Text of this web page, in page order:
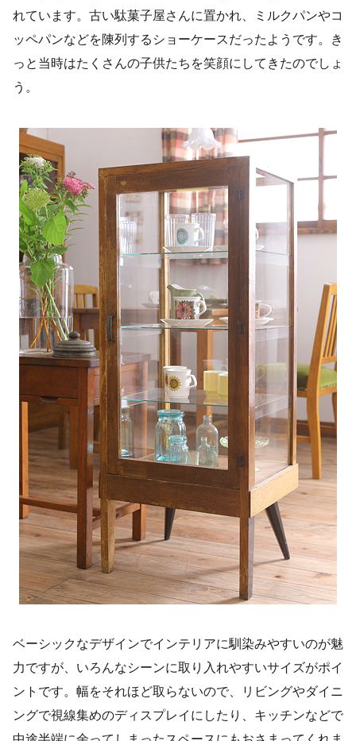
れています。古い駄菓子屋さんに置かれ、ミルクパンやコ
ッペパンなどを陳列するショーケースだったようです。き
っと当時はたくさんの子供たちを笑顔にしてきたのでしょ
う。
ベーシックなデザインでインテリアに馴染みやすいのが魅
力ですが、いろんなシーンに取り入れやすいサイズがポイ
ントです。幅をそれほど取らないので、リビングやダイニ
ングで視線集めのディスプレイにしたり、キッチンなどで